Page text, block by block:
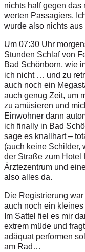
nichts half gegen das
werten Passagiers.
wurde also nichts
Um 07:30 Uhr
Stunden Schlaf von
Bad Schönborn, wie
ich nicht … und zu
auch noch ein
auch genug Zeit, um
zu amüsieren und
Einwohner dann
ich finally in Bad
sage es knallhart –
(auch keine Schilder,
der Straße zum Hotel
Ärztezentrum und
also alles da.
Die Registrierung
auch noch ein
Im Sattel fiel es mir
extrem müde und
adäquat performen
am Rad…